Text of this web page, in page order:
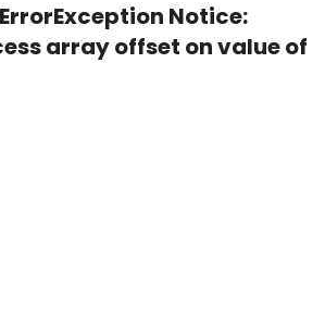
Notice:
array offset on value of